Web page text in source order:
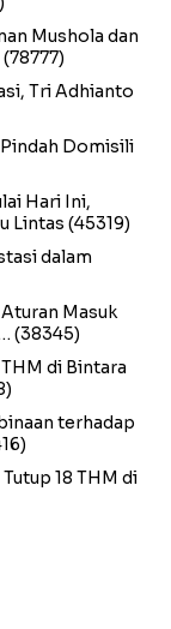
Mushola dan
(78777)
Tri Adhianto
Domisili
Hari Ini,
Lintas (45319)
dalam
Masuk
(38345)
di Bintara
terhadap
18 THM di